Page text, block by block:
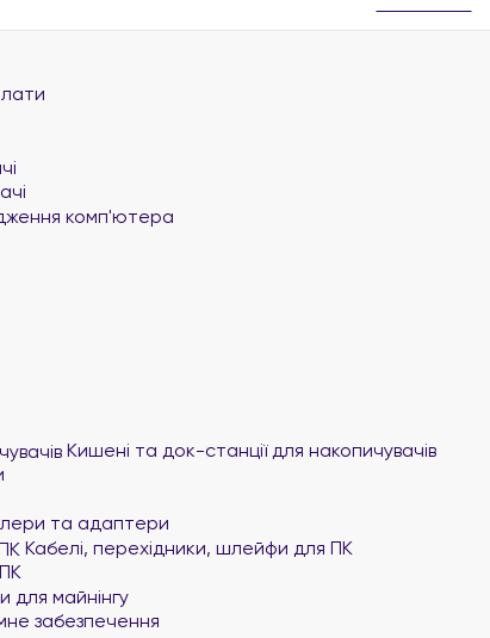
комп'ютера
Кишені та док-станції для накопичувачів
та адаптери
Кабелі, перехідники, шлейфи для ПК
для майнінгу
забезпечення